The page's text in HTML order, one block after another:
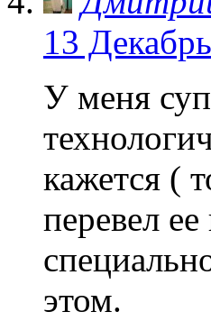
13
У меня
кажется (
перевел
этом.